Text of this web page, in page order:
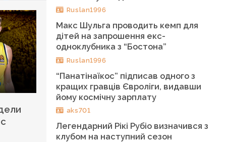
Ruslan1996
Макс Шульга проводить кемп для
дітей на запрошення екс-
одноклубника з “Бостона”
Ruslan1996
“Панатінаїкос” підписав одного з
кращих гравців Євроліги, видавши
йому космічну зарплату
aks701
Легендарний Рікі Рубіо визначився з
клубом на наступний сезон